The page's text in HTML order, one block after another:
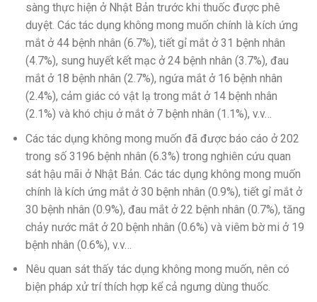
sàng thực hiện ở Nhật Bản trước khi thuốc được phê
duyệt. Các tác dụng không mong muốn chính là kích ứng
mắt ở 44 bệnh nhân (6.7%), tiết gỉ mắt ở 31 bệnh nhân
(4.7%), sung huyết kết mạc ở 24 bệnh nhân (3.7%), đau
mắt ở 18 bệnh nhân (2.7%), ngứa mắt ở 16 bệnh nhân
(2.4%), cảm giác có vật lạ trong mắt ở 14 bệnh nhân
(2.1%) và khó chịu ở mắt ở 7 bệnh nhân (1.1%), v.v…
Các tác dụng không mong muốn đã được báo cáo ở 202
trong số 3196 bệnh nhân (6.3%) trong nghiên cứu quan
sát hậu mãi ở Nhật Bản. Các tác dụng không mong muốn
chính là kích ứng mắt ở 30 bệnh nhân (0.9%), tiết gỉ mắt ở
30 bệnh nhân (0.9%), đau mắt ở 22 bệnh nhân (0.7%), tăng
chảy nước mắt ở 20 bệnh nhân (0.6%) và viêm bờ mi ở 19
bệnh nhân (0.6%), v.v…
Nêu quan sát thấy tác dụng không mong muốn, nên có
biện pháp xử trí thích hợp kể cả ngưng dùng thuốc.